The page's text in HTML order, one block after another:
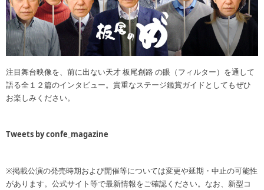
注目舞台映像を、前に出ない天才 板尾創路 の眼（フィルター）を通して
語る全１２篇のインタビュー。貴重なステージ鑑賞ガイドとしてもぜひ
お楽しみください。
Tweets by confe_magazine
※掲載公演の発売時期および開催等については変更や延期・中止の可能性
があります。公式サイト等で最新情報をご確認ください。なお、新型コ